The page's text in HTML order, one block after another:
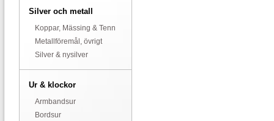
Silver och metall
Koppar, Mässing & Tenn
Metallföremål, övrigt
Silver & nysilver
Ur & klockor
Armbandsur
Bordsur